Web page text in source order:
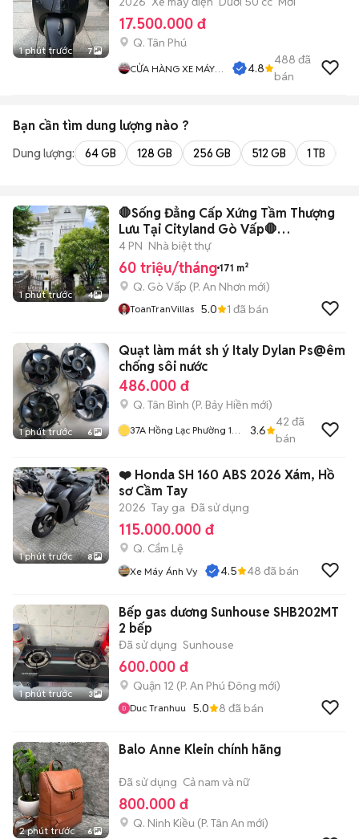
1 phút trước 7
17.500.000 đ
Q. Tân Phú
CỬA HÀNG XE MÁY
4.8
488 đã
bán
Bạn cần tìm dung lượng nào ?
Dung lượng: 64 GB 128 GB 256 GB 512 GB 1 TB
1 phút trước 4
🛑Sống Đẳng Cấp Xứng Tầm Thượng
Lưu Tại Cityland Gò Vấp🛑
ToanTranVillas
4 PN Nhà biệt thự
60 triệu/tháng 171 m²
Q. Gò Vấp (P. An Nhơn mới)
ToanTranVillas 5.0 1 đã bán
1 phút trước 6
Quạt làm mát sh ý Italy Dylan Ps@êm
chống sôi nước
486.000 đ
Q. Tân Bình (P. Bảy Hiền mới)
37A Hồng Lạc Phường 10
3.6
42 đã
bán
1 phút trước 8
❤️ Honda SH 160 ABS 2026 Xám, Hồ
sơ Cầm Tay
2026 Tay ga Đã sử dụng
115.000.000 đ
Q. Cẩm Lệ
Xe Máy Ánh Vy 4.5 48 đã bán
1 phút trước 3
Bếp gas dương Sunhouse SHB202MT
2 bếp
Đã sử dụng Sunhouse
600.000 đ
Quận 12 (P. An Phú Đông mới)
Duc Tranhuu 5.0 8 đã bán
2 phút trước 6
Balo Anne Klein chính hãng
Đã sử dụng Cả nam và nữ
800.000 đ
Q. Ninh Kiều (P. Tân An mới)